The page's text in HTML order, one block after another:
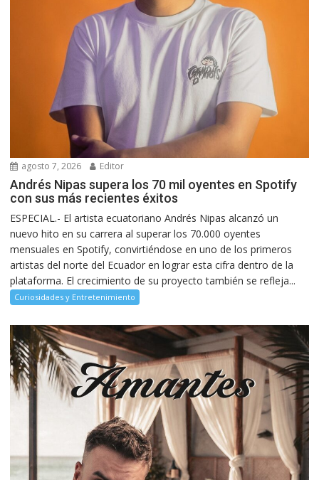
agosto 7, 2026 Editor
Andrés Nipas supera los 70 mil oyentes en Spotify
con sus más recientes éxitos
ESPECIAL.- El artista ecuatoriano Andrés Nipas alcanzó un
nuevo hito en su carrera al superar los 70.000 oyentes
mensuales en Spotify, convirtiéndose en uno de los primeros
artistas del norte del Ecuador en lograr esta cifra dentro de la
plataforma. El crecimiento de su proyecto también se refleja...
Curiosidades y Entretenimiento